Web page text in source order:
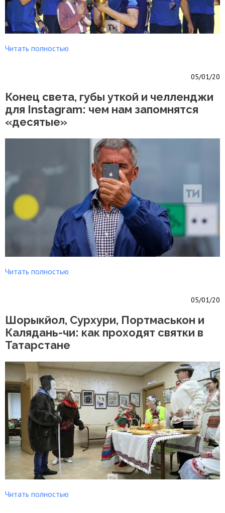
Читать полностью
05/01/20
Конец света, губы уткой и челленджи
для Instagram: чем нам запомнятся
«десятые»
Читать полностью
05/01/20
Шорыкйол, Сурхури, Портмаськон и
Калядань-чи: как проходят святки в
Татарстане
Читать полностью